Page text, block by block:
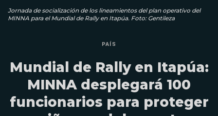
Jornada de socialización de los lineamientos del plan operativo del
MINNA para el Mundial de Rally en Itapúa. Foto: Gentileza
PAÍS
Mundial de Rally en Itapúa:
MINNA desplegará 100
funcionarios para proteger